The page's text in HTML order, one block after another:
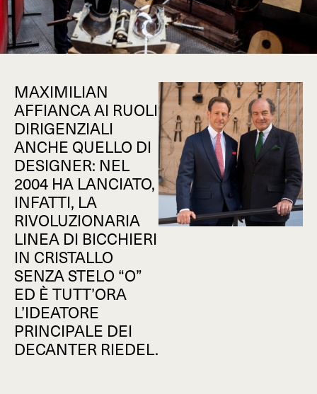
MAXIMILIAN
AFFIANCA AI RUOLI
DIRIGENZIALI
ANCHE QUELLO DI
DESIGNER: NEL
2004 HA LANCIATO,
INFATTI, LA
RIVOLUZIONARIA
LINEA DI BICCHIERI
IN CRISTALLO
SENZA STELO “O”
ED È TUTT’ORA
L’IDEATORE
PRINCIPALE DEI
DECANTER RIEDEL.